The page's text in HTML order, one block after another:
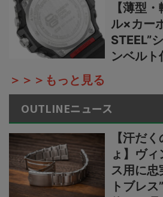
【薄型
ル×カー
STEEL”
ンベルト
＞＞＞もっと見る
OUTLINEニュース
【汗だ
ょ】ヴ
ス用に忠
トブレ